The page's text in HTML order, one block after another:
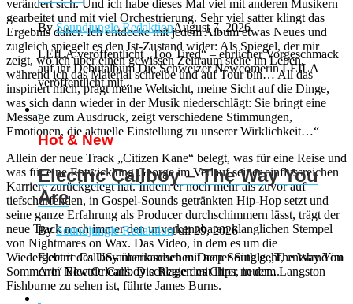
verändert sich. Und ich habe dieses Mal viel mit anderen Musikern
gearbeitet und mit viel Orchestrierung. Sehr viel satter klingt das
Ergebnis daher. Ich entdecke mit jedem Album etwas Neues und
zugleich spiegelt es den Ist-Zustand wider: Als Spiegel, der mir
zeigt, wo ich über einen gewissen Zeitraum stehe im Leben,
während ich das Material schreibe und auf Tour bin… All das
inspiriert mich, prägt meine Weltsicht, meine Sicht auf die Dinge,
was sich dann wieder in der Musik niederschlägt: Sie bringt eine
Message zum Ausdruck, zeigt verschiedene Stimmungen,
Emotionen, die aktuelle Einstellung zu unserer Wirklichkeit…“
Allein der neue Track „Citizen Kane“ belegt, was für eine Reise und
was für eine Entwicklung George im Verlauf seiner einflussreichen
Karriere zurückgelegt hat. Indem er noch mehr als zuvor auf
tiefschürfenden, in Gospel-Sounds getränkten Hip-Hop setzt und
seine ganze Erfahrung als Producer durchschimmern lässt, trägt der
neue Track noch immer den unverkennbaren klanglichen Stempel
von Nightmares on Wax. Das Video, in dem es um die
Wiedergeburt des US-amerikanischen Deep South geht, entstand im
Sommer in New Orleans. Die Regie des Clips, in dem Langston
Fishburne zu sehen ist, führte James Burns.
BySoundjungle RedaktionAugust 7, 2026
LEILA veröffentlicht „Too Tired“ – ehrlicher Vorgeschmack
auf ihr Debütalbum Die Schweizer Newcomerin LEILA
veröffentlicht mit...
Hot & New
Electric Callboy – The Way You
Are
BySoundjungle RedaktionJuli 29, 2026
Electric Callboy überraschen mit neuer Single „The Way You
Are“ Electric Callboy schlagen mit ihrer neuen...